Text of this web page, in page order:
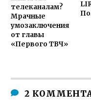
телеканалам?
Мрачные
умозаключения
от главы
«Первого ТВЧ»
2